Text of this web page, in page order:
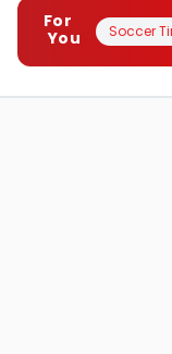
For
You
Soccer